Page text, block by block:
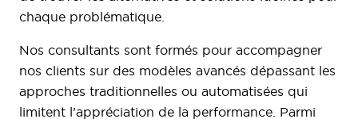
chaque problématique.
Nos consultants sont formés pour accompagner
nos clients sur des modèles avancés dépassant les
approches traditionnelles ou automatisées qui
limitent l’appréciation de la performance. Parmi